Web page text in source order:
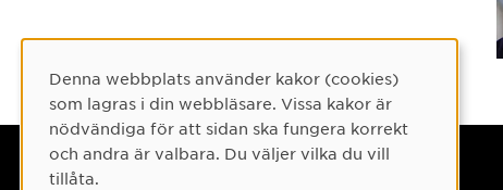
Cookie-samtycke
Denna webbplats använder kakor (cookies)
som lagras i din webbläsare. Vissa kakor är
nödvändiga för att sidan ska fungera korrekt
och andra är valbara. Du väljer vilka du vill
tillåta.